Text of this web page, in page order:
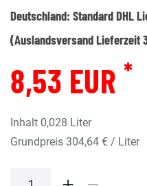
Deutschland: Standard DHL
(Auslandsversand Lieferzeit
8,53 EUR *
Inhalt 0,028 Liter
Grundpreis 304,64 € / Liter